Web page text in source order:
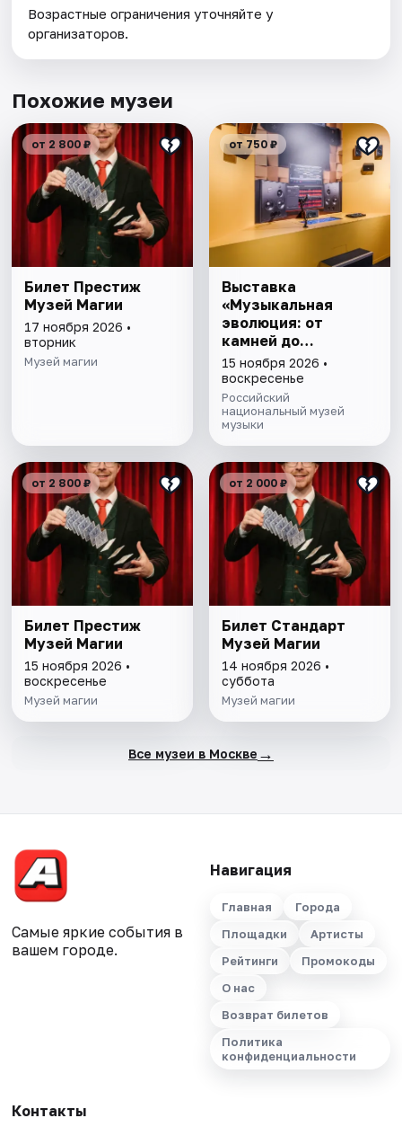
Возрастные ограничения уточняйте у
организаторов.
Похожие музеи
от 2 800 ₽
Билет Престиж
Музей Магии
17 ноября 2026 •
вторник
Музей магии
от 750 ₽
Выставка
«Музыкальная
эволюция: от
камней до
нейросети»
15 ноября 2026 •
воскресенье
Российский
национальный музей
музыки
от 2 800 ₽
Билет Престиж
Музей Магии
15 ноября 2026 •
воскресенье
Музей магии
от 2 000 ₽
Билет Стандарт
Музей Магии
14 ноября 2026 •
суббота
Музей магии
Все музеи в Москве →
Самые яркие события в
вашем городе.
Навигация
Главная
Города
Площадки
Артисты
Рейтинги
Промокоды
О нас
Возврат билетов
Политика
конфиденциальности
Контакты